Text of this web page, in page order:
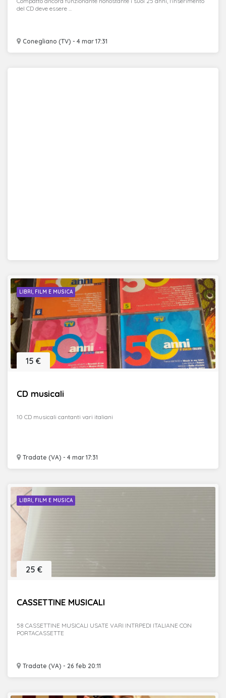
Conegliano (TV) - 4 mar 17:31
del CD deve essere ...
LIBRI, FILM E MUSICA
CD musicali
Tradate (VA) - 4 mar 17:31
15 €
10 CD musicali cantanti vari italiani
LIBRI, FILM E MUSICA
CASSETTINE MUSICALI
Tradate (VA) - 26 feb 20:11
25 €
58 CASSETTINE MUSICALI USATE VARI INTRPEDI ITALIANE CON
PORTACASSETTE